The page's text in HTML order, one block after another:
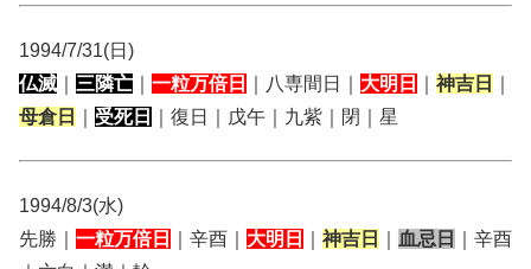
1994/7/31(日)
仏滅
三隣亡 一粒万倍日 ｜八専間日｜ 大明日 神吉日
母倉日
受死日 ｜復日｜戊午｜九紫｜閉｜星
1994/8/3(水)
先勝｜ 一粒万倍日 ｜辛酉｜ 大明日 神吉日 血忌日
｜辛酉